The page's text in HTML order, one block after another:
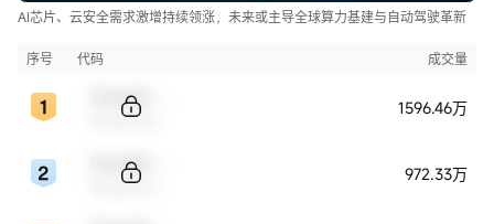
AI芯片、云安全需求激增持续领涨，未来或主导全球算力基建与自动驾驶革新
序号 代码 成交量
1596.46万
972.33万